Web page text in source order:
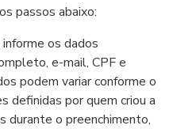
passos abaixo:
os dados
e-mail, CPF e
podem variar conforme o
definidas por quem criou a
durante o preenchimento,